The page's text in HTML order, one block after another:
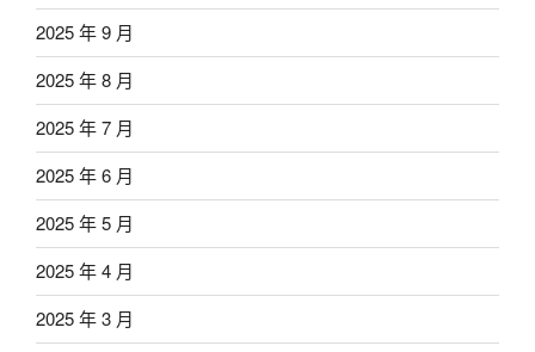
2025 年 9 月
2025 年 8 月
2025 年 7 月
2025 年 6 月
2025 年 5 月
2025 年 4 月
2025 年 3 月